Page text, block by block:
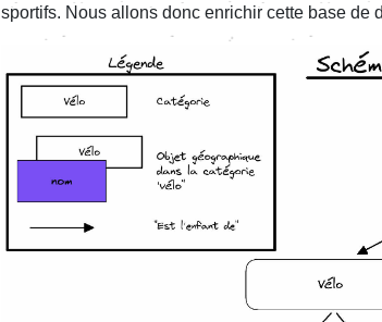
sportifs. Nous allons donc enrichir cette base de